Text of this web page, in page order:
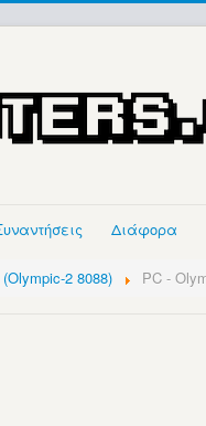
Διάφορα
2 8088) PC -